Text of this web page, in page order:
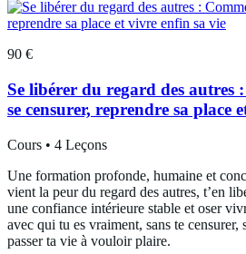
90 €
Se libérer du regard des autres
se censurer, reprendre sa place
Cours • 4 Leçons
Une formation profonde, humaine et
vient la peur du regard des autres, t’en
une confiance intérieure stable et oser
avec qui tu es vraiment, sans te censurer,
passer ta vie à vouloir plaire.